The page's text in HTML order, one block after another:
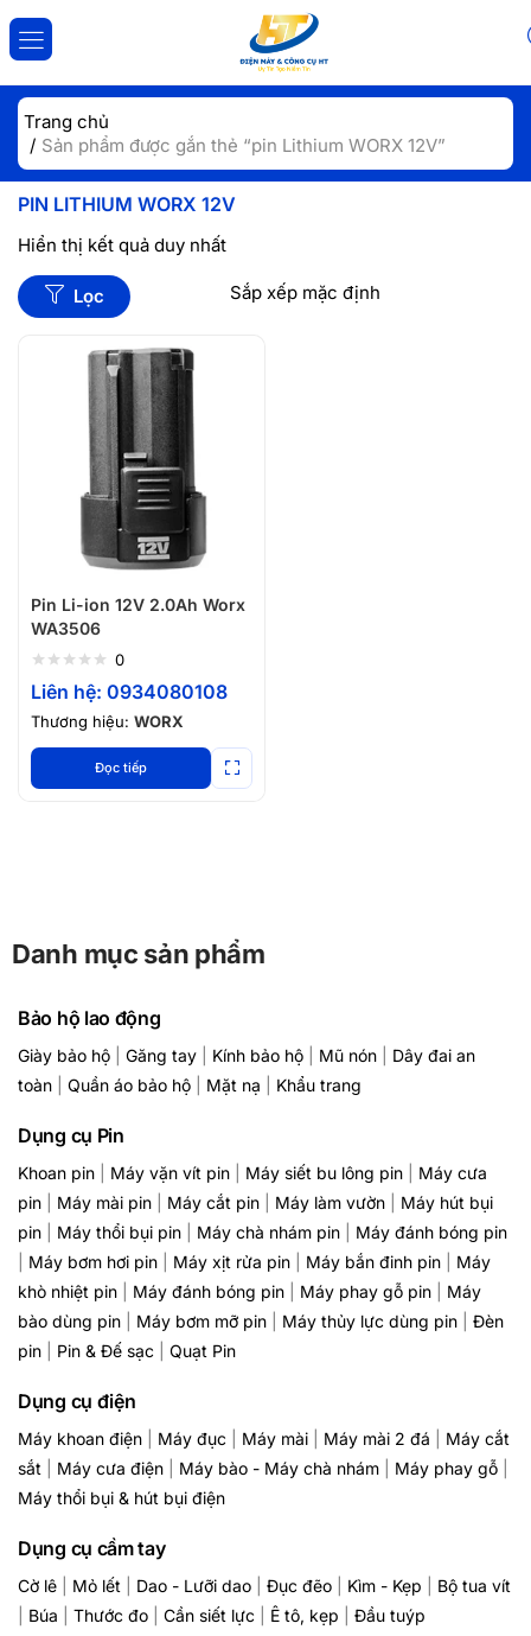
Nhập tài khoản và mật khẩu để đăng nhập.
Trang chủ
Sản phẩm được gắn thẻ “pin Lithium WORX 12V”
PIN LITHIUM WORX 12V
Hiển thị kết quả duy nhất
Lọc
Pin Li-ion 12V 2.0Ah Worx
WA3506
0
Liên hệ: 0934080108
Thương hiệu: WORX
Đọc tiếp
Danh mục sản phẩm
Bảo hộ lao động
Giày bảo hộ Găng tay Kính bảo hộ Mũ nón
Dây đai an
toàn
Quần áo bảo hộ Mặt nạ Khẩu trang
Dụng cụ Pin
Khoan pin Máy vặn vít pin Máy siết bu lông pin
Máy cưa
pin
Máy mài pin Máy cắt pin Máy làm vườn
Máy hút bụi
pin
Máy thổi bụi pin Máy chà nhám pin
Máy đánh bóng pin
Máy bơm hơi pin Máy xịt rửa pin Máy bắn đinh pin
Máy
khò nhiệt pin
Máy đánh bóng pin Máy phay gỗ pin
Máy
bào dùng pin
Máy bơm mỡ pin Máy thủy lực dùng pin
Đèn
pin
Pin & Đế sạc Quạt Pin
Dụng cụ điện
Máy khoan điện Máy đục Máy mài Máy mài 2 đá
Máy cắt
sắt
Máy cưa điện Máy bào - Máy chà nhám Máy phay gỗ
Máy thổi bụi & hút bụi điện
Dụng cụ cầm tay
Cờ lê Mỏ lết Dao - Lưỡi dao Đục đẽo Kìm - Kẹp
Bộ tua vít
Búa Thước đo Cần siết lực Ê tô, kẹp Đầu tuýp